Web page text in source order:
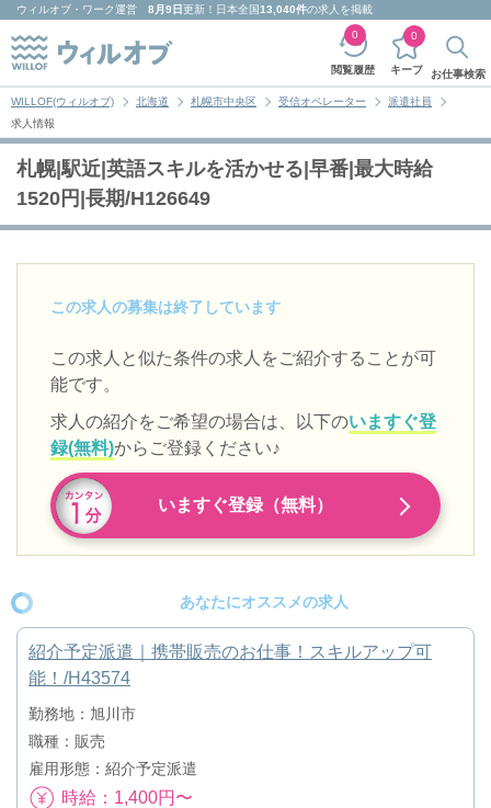
ウィルオブ・ワーク運営 8月9日更新！日本全国13,040件の求人を掲載
閲覧履歴
0
キープ
0
お仕事検索
WILLOF(ウィルオブ) 北海道 札幌市中央区 受信オペレーター
派遣社員
求人情報
札幌|駅近|英語スキルを活かせる|早番|最大時給
1520円|長期/H126649
この求人の募集は終了しています
この求人と似た条件の求人をご紹介することが可
能です。
求人の紹介をご希望の場合は、以下のいますぐ登
録(無料)からご登録ください♪
いますぐ登録（無料）
あなたにオススメの求人
紹介予定派遣｜携帯販売のお仕事！スキルアップ可
能！/H43574
勤務地：旭川市
職種：販売
雇用形態：紹介予定派遣
時給：1,400円〜